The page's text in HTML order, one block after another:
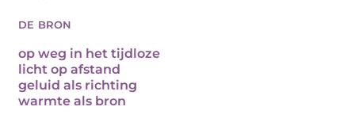
de bron
op weg in het tijdloze
licht op afstand
geluid als richting
warmte als bron